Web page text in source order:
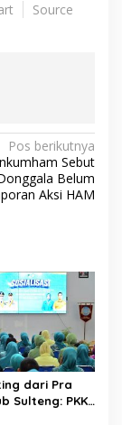
Source
Pos berikutnya
Sebut
Belum
Aksi HAM
dari Pra
Sulteng: PKK